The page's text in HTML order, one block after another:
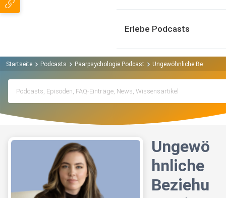
Erlebe Podcasts
Startseite Podcasts Paarpsychologie Podcast Ungewöhnliche
Ungewö
hnliche
Beziehu